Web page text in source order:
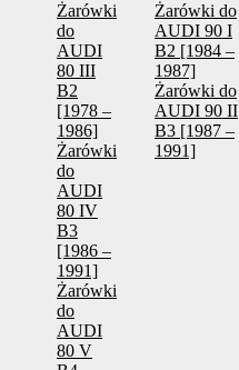
Żarówki
do
AUDI
80 III
B2
[1978 –
1986]
Żarówki
do
AUDI
80 IV
B3
[1986 –
1991]
Żarówki
do
AUDI
80 V
Żarówki do
AUDI 90 I
B2 [1984 –
1987]
Żarówki do
AUDI 90 II
B3 [1987 –
1991]